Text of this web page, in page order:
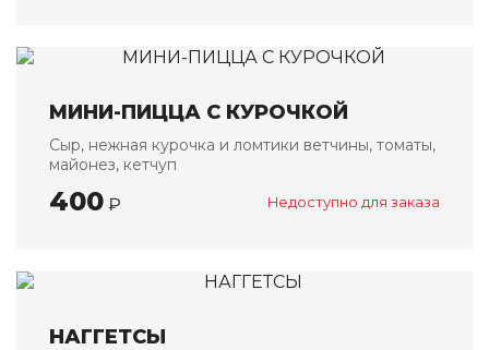
ОПЛАТА И ДОСТАВКА
АКЦИИ
КОНТАКТЫ
МИНИ-ПИЦЦА С КУРОЧКОЙ
Сыр, нежная курочка и ломтики ветчины, томаты,
майонез, кетчуп
400 ₽ Недоступно для заказа
НАГГЕТСЫ